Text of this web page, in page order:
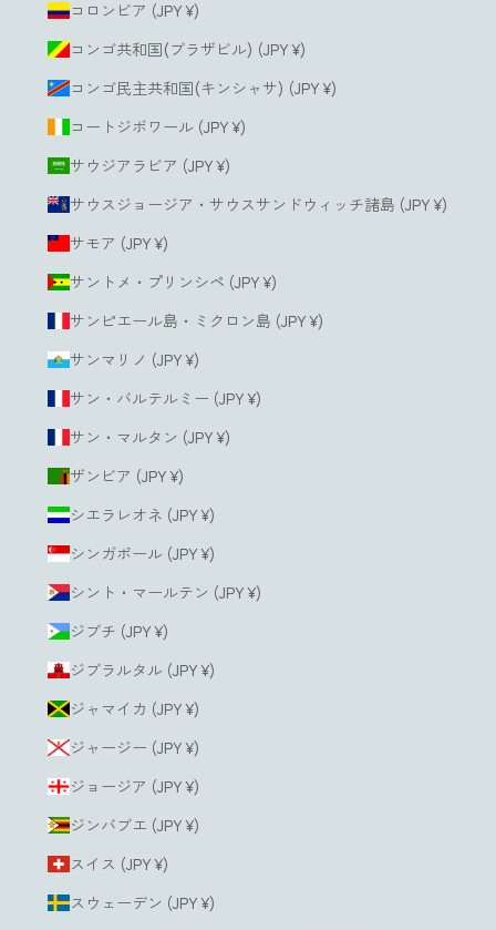
コロンビア (JPY ¥)
コンゴ共和国(ブラザビル) (JPY ¥)
コンゴ民主共和国(キンシャサ) (JPY ¥)
コートジボワール (JPY ¥)
サウジアラビア (JPY ¥)
サウスジョージア・サウスサンドウィッチ諸島 (JPY ¥)
サモア (JPY ¥)
サントメ・プリンシペ (JPY ¥)
サンピエール島・ミクロン島 (JPY ¥)
サンマリノ (JPY ¥)
サン・バルテルミー (JPY ¥)
サン・マルタン (JPY ¥)
ザンビア (JPY ¥)
シエラレオネ (JPY ¥)
シンガポール (JPY ¥)
シント・マールテン (JPY ¥)
ジブチ (JPY ¥)
ジブラルタル (JPY ¥)
ジャマイカ (JPY ¥)
ジャージー (JPY ¥)
ジョージア (JPY ¥)
ジンバブエ (JPY ¥)
スイス (JPY ¥)
スウェーデン (JPY ¥)